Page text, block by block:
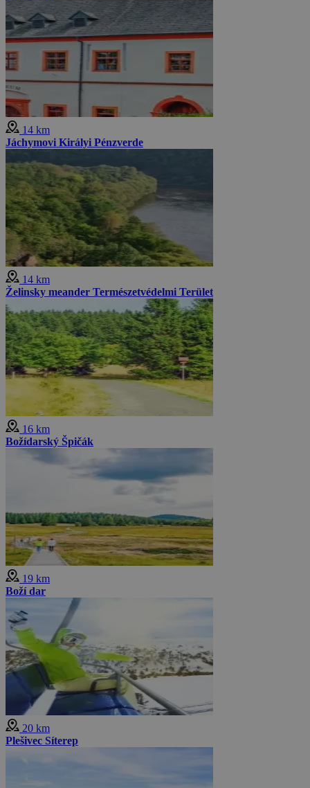
14 km
Jáchymovi Királyi Pénzverde
14 km
Želinsky meander Természetvédelmi Terület
16 km
Božídarský Špičák
19 km
Boží dar
20 km
Plešivec Síterep